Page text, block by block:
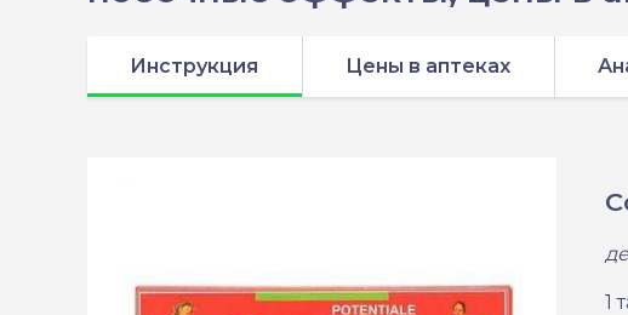
Инструкция Цены в аптеках
1